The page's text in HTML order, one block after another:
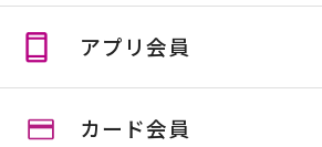
アプリ会員
ログイン
カード会員